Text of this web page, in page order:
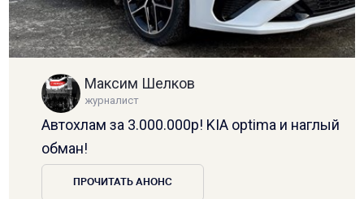
Максим Шелков
журналист
Автохлам за 3.000.000р! KIA optima и наглый
обман!
ПРОЧИТАТЬ АНОНС